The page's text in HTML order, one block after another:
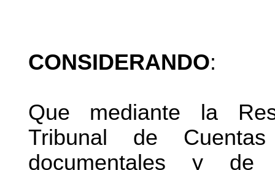
CONSIDERANDO:
Que mediante la
Tribunal de
documentales y